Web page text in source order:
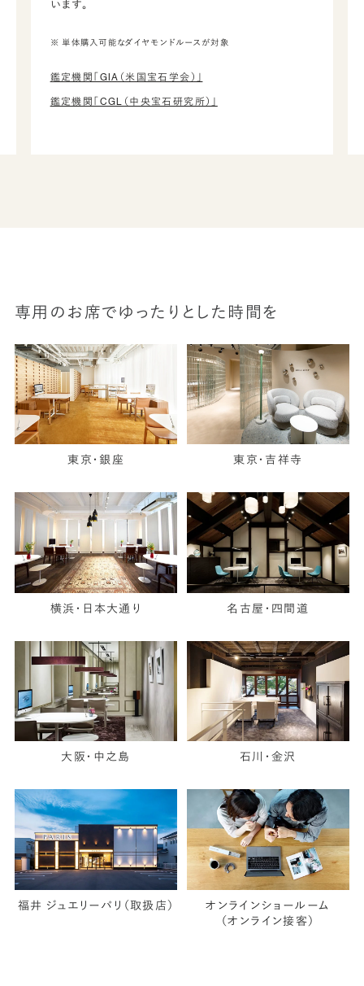
います。
※ 単体購入可能なダイヤモンドルースが対象
鑑定機関「GIA（米国宝石学会）」
鑑定機関「CGL（中央宝石研究所）」
専用のお席でゆったりとした時間を
東京・銀座 東京・吉祥寺
横浜・日本大通り 名古屋・四間道
大阪・中之島 石川・金沢
福井 ジュエリーパリ（取扱店）
オンラインショールーム
（オンライン接客）